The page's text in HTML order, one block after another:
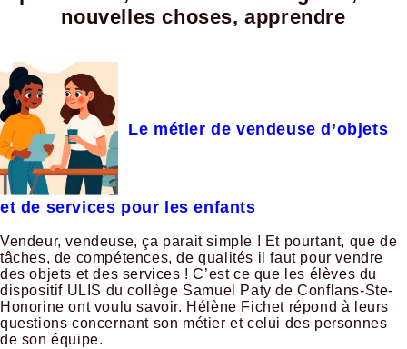
nouvelles choses, apprendre
Le métier de vendeuse d’objets
et de services pour les enfants
Vendeur, vendeuse, ça parait simple ! Et pourtant, que de
tâches, de compétences, de qualités il faut pour vendre
des objets et des services ! C’est ce que les élèves du
dispositif ULIS du collège Samuel Paty de Conflans-Ste-
Honorine ont voulu savoir. Hélène Fichet répond à leurs
questions concernant son métier et celui des personnes
de son équipe.